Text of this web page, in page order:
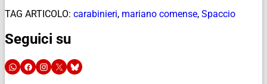
TAG ARTICOLO: carabinieri, mariano comense, Spaccio
Seguici su